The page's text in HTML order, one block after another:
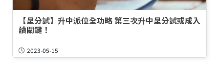
【呈分試】升中派位全功略 第三次升中呈分試或成入
讀關鍵！
2023-05-15